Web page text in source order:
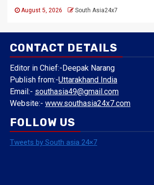
August 5, 2026 South Asia24x7
CONTACT DETAILS
Editor in Chief:-Deepak Narang
Publish from:-Uttarakhand India
Email:- southasia49@gmail.com
Website:- www.southasia24x7.com
FOLLOW US
Tweets by South asia 24×7